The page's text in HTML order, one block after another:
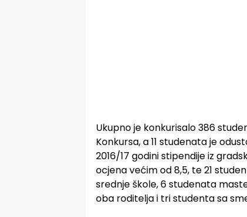
Ukupno je konkurisalo 386
Konkursa, a 11 studenata je
2016/17 godini stipendije iz
ocjena većim od 8,5, te 21
srednje škole, 6 studenata
oba roditelja i tri studenta sa